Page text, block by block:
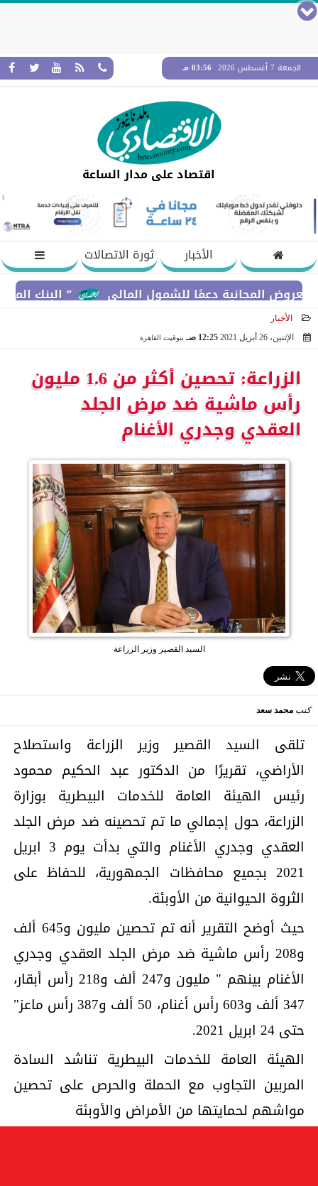
الجمعة 7 أغسطس 2026 03:56 مـ
اقتصاد على مدار الساعة
الأخبار
ثورة الاتصالات
” البنك المركزي” : معدلات الشمول المالي
دعمًا للشمول المالي
الأخبار
الإثنين، 26 أبريل 2021
12:25 صـ بتوقيت القاهرة
الزراعة: تحصين أكثر من 1.6 مليون
رأس ماشية ضد مرض الجلد
العقدي وجدري الأغنام
السيد القصير وزير الزراعة
كتب محمد سعد
تلقى السيد القصير وزير الزراعة واستصلاح
الأراضي، تقريرًا من الدكتور عبد الحكيم محمود
رئيس الهيئة العامة للخدمات البيطرية بوزارة
الزراعة، حول إجمالي ما تم تحصينه ضد مرض الجلد
العقدي وجدري الأغنام والتي بدأت يوم 3 ابريل
2021 بجميع محافظات الجمهورية، للحفاظ على
الثروة الحيوانية من الأوبئة.
حيث أوضح التقرير أنه تم تحصين مليون و645 ألف
و208 رأس ماشية ضد مرض الجلد العقدي وجدري
الأغنام بينهم " مليون و247 ألف و218 رأس أبقار،
347 ألف و603 رأس أغنام، 50 ألف و387 رأس ماعز"
حتى 24 ابريل 2021.
الهيئة العامة للخدمات البيطرية تناشد السادة
المربين التجاوب مع الحملة والحرص على تحصين
مواشهم لحمايتها من الأمراض والأوبئة